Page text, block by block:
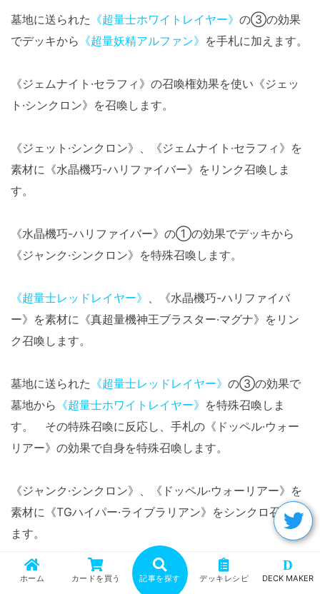
墓地に送られた 《超量士ホワイトレイヤー》 の③の効果
でデッキから 《超量妖精アルファン》 を手札に加えます。
《ジェムナイト·セラフィ》の召喚権効果を使い《ジェッ
ト·シンクロン》を召喚します。
《ジェット·シンクロン》、《ジェムナイト·セラフィ》を
素材に《水晶機巧-ハリファイバー》をリンク召喚しま
す。
《水晶機巧-ハリファイバー》の①の効果でデッキから
《ジャンク·シンクロン》を特殊召喚します。
《超量士レッドレイヤー》 、《水晶機巧-ハリファイバ
ー》を素材に《真超量機神王ブラスター·マグナ》をリン
ク召喚します。
墓地に送られた 《超量士レッドレイヤー》 の③の効果で
墓地から 《超量士ホワイトレイヤー》 を特殊召喚しま
す。 その特殊召喚に反応し、手札の《ドッペル·ウォー
リアー》の効果で自身を特殊召喚します。
《ジャンク·シンクロン》、《ドッペル·ウォーリアー》を
素材に《TGハイパー·ライブラリアン》をシンクロ召喚し
ます。
シンクロ素材として墓地に送られた《ドッペル·ウォーリ
ホーム カードを買う 記事を探す デッキレシピ
D
DECK MAKER